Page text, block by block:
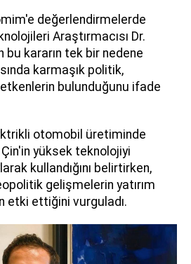
değerlendirmelerde
Araştırmacısı Dr.
bu kararın tek bir nedene
karmaşık politik,
bulunduğunu ifade
otomobil üretiminde
yüksek teknolojiyi
kullandığını belirtirken,
gelişmelerin yatırım
etki ettiğini vurguladı.